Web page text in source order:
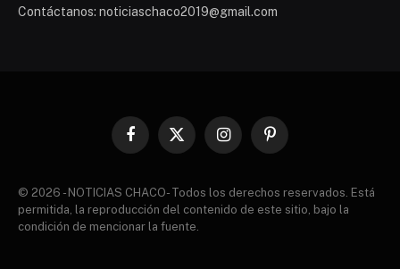
Contáctanos: noticiaschaco2019@gmail.com
Facebook
X
InstagramPinterest
© 2026 - NOTICIAS CHACO- Todos los derechos reservados. Está
permitida, la reproducción del contenido de este sitio, bajo la
condición de mencionar la fuente.